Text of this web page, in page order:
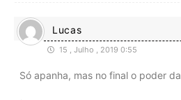
Lucas
15 , Julho , 2019 0:55
Só apanha, mas no final o poder